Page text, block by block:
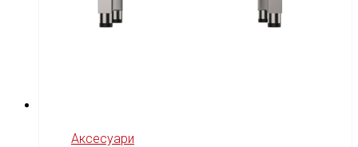
Аксесуари